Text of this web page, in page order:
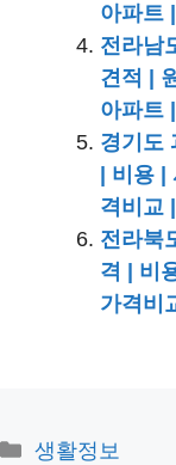
아파트
전라남
견적 |
아파트
경기도
| 비용
격비교
전라북
격 | 비
가격비
카
생활정보